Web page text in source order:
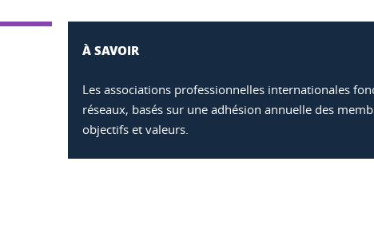
À SAVOIR
Les associations professionnelles internationales
réseaux, basés sur une adhésion annuelle des
objectifs et valeurs.